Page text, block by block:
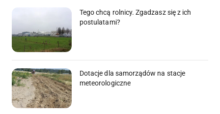
Tego chcą rolnicy. Zgadzasz się z ich
postulatami?
Dotacje dla samorządów na stacje
meteorologiczne